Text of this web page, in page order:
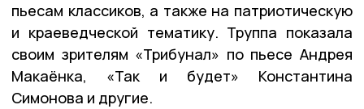
пьесам классиков, а также на патриотическую
и краеведческой тематику. Труппа показала
своим зрителям «Трибунал» по пьесе Андрея
Макаёнка, «Так и будет» Константина
Симонова и другие.